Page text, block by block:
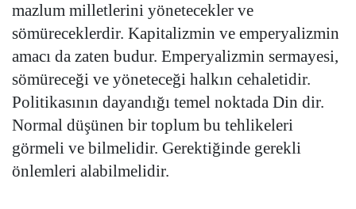
mazlum milletlerini yönetecekler ve
sömüreceklerdir. Kapitalizmin ve emperyalizmin
amacı da zaten budur. Emperyalizmin sermayesi,
sömüreceği ve yöneteceği halkın cehaletidir.
Politikasının dayandığı temel noktada Din dir.
Normal düşünen bir toplum bu tehlikeleri
görmeli ve bilmelidir. Gerektiğinde gerekli
önlemleri alabilmelidir.